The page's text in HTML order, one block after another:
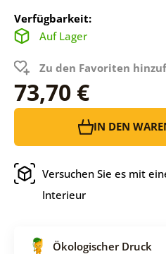
Verfügbarkeit:
Auf Lager
Zu den Favoriten
73,70 €
IN DEN
Versuchen Sie es mit
Interieur
Ökologischer Druck